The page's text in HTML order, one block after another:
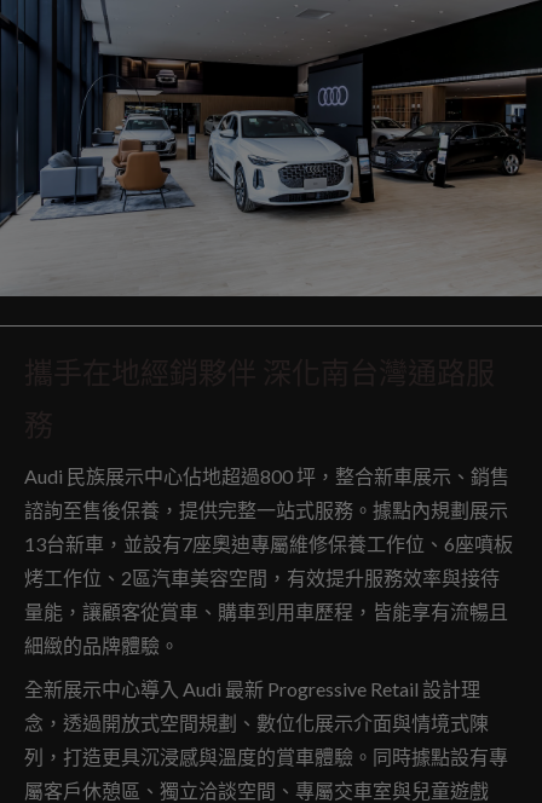
Audi 民族展示中心佔地超過800 坪，整合新車展示、銷售
諮詢至售後保養，提供完整一站式服務。據點內規劃展示
13台新車，並設有7座奧迪專屬維修保養工作位、6座噴板
烤工作位、2區汽車美容空間，有效提升服務效率與接待
量能，讓顧客從賞車、購車到用車歷程，皆能享有流暢且
細緻的品牌體驗。
全新展示中心導入 Audi 最新 Progressive Retail 設計理
念，透過開放式空間規劃、數位化展示介面與情境式陳
列，打造更具沉浸感與溫度的賞車體驗。同時據點設有專
屬客戶休憩區、獨立洽談空間、專屬交車室與兒童遊戲